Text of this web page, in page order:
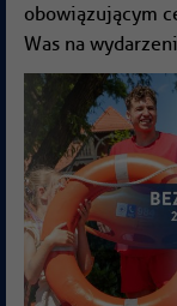
obowiązującym
Was na